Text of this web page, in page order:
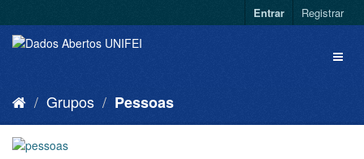
Entrar Registrar
Grupos Pessoas